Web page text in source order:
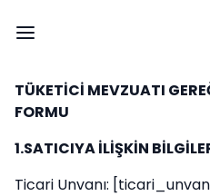
TÜKETİCİ MEVZUATI
FORMU
1.SATICIYA İLİŞKİN
Ticari Unvanı: